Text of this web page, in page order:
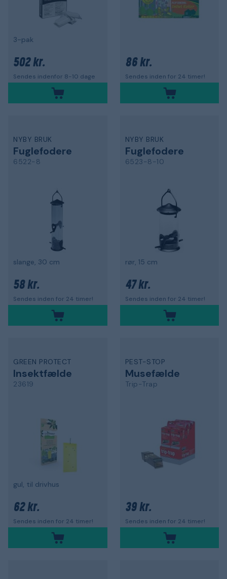
3-pak
502 kr.
Sendes indenfor 8-10 dage
86 kr.
Sendes inden for 24 timer!
NYBY BRUK
Fuglefodere
6522-8
slange, 30 cm
58 kr.
Sendes inden for 24 timer!
NYBY BRUK
Fuglefodere
6523-8-10
rør, 15 cm
47 kr.
Sendes inden for 24 timer!
GREEN PROTECT
Insektfælde
23619
gul, til drivhus
62 kr.
Sendes inden for 24 timer!
PEST-STOP
Musefælde
Trip-Trap
39 kr.
Sendes inden for 24 timer!